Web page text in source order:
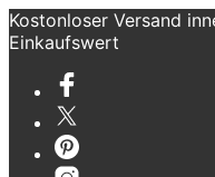
Kostonloser Versand
Einkaufswert